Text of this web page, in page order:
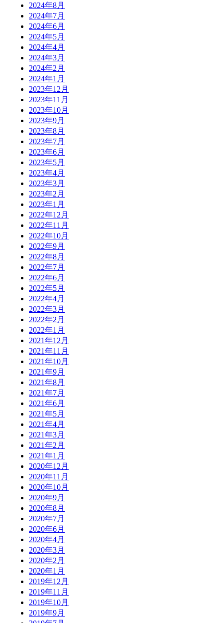
2024年8月
2024年7月
2024年6月
2024年5月
2024年4月
2024年3月
2024年2月
2024年1月
2023年12月
2023年11月
2023年10月
2023年9月
2023年8月
2023年7月
2023年6月
2023年5月
2023年4月
2023年3月
2023年2月
2023年1月
2022年12月
2022年11月
2022年10月
2022年9月
2022年8月
2022年7月
2022年6月
2022年5月
2022年4月
2022年3月
2022年2月
2022年1月
2021年12月
2021年11月
2021年10月
2021年9月
2021年8月
2021年7月
2021年6月
2021年5月
2021年4月
2021年3月
2021年2月
2021年1月
2020年12月
2020年11月
2020年10月
2020年9月
2020年8月
2020年7月
2020年6月
2020年4月
2020年3月
2020年2月
2020年1月
2019年12月
2019年11月
2019年10月
2019年9月